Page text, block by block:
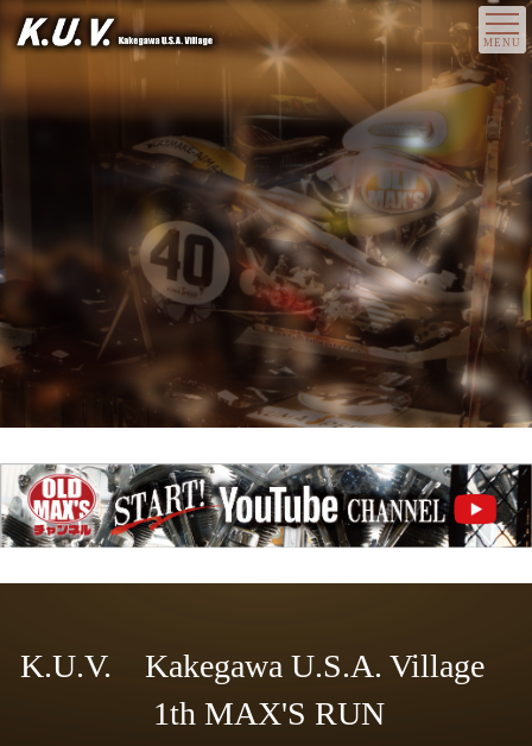
K.U.V. Kakegawa U.S.A. Village
1th MAX'S RUN